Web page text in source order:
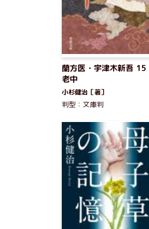
蘭方医・宇津木新吾 15
老中
小杉健治［著］
判型：文庫判